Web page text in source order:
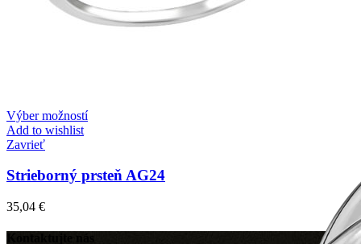
Výber možností
Add to wishlist
Zavrieť
Strieborný prsteň AG24
35,04 €
Kontaktujte nás